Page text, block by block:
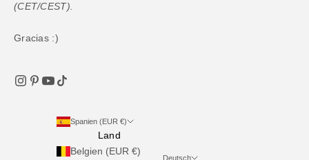
(CET/CEST).
Gracias :)
Spanien (EUR €)
Land
Belgien (EUR €)
Deutsch